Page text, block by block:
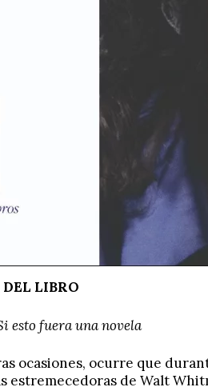
LIBRO
esto fuera una novela
ocasiones, ocurre que
estremecedoras de Walt